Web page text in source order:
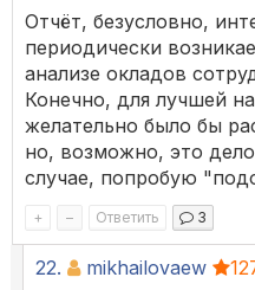
Отчёт, безусловно,
периодически
анализе окладов
Конечно, для лучшей
желательно было бы
но, возможно, это
случае, попробую
+ – Ответить 3
22. mikhailovaew